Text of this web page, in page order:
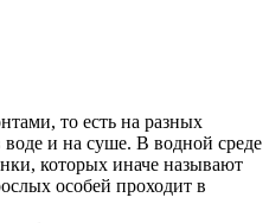
то есть на разных
воде и на суше. В водной среде
которых иначе называют
особей проходит в